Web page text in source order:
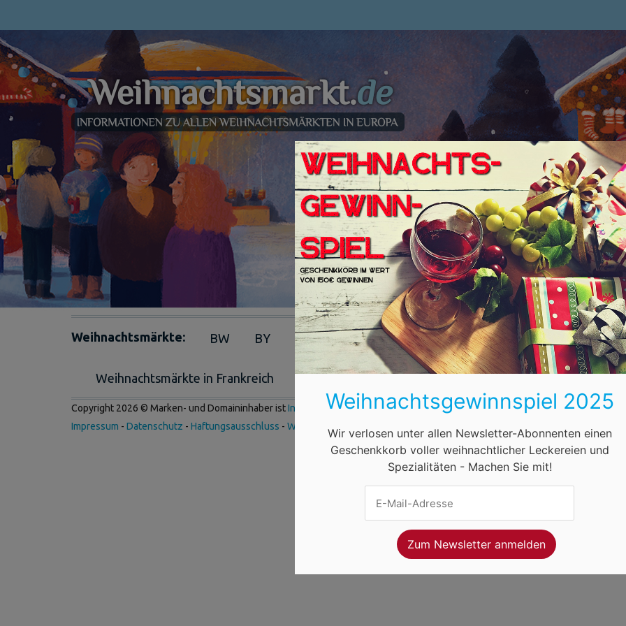
Weihnachtsmärkte: BW BY BE BB HB HH HE MV NI NW
Weihnachtsmärkte in Frankreich Weihnachtsmärkte in Österreich Öffnungszeiten
Copyright 2026 © Marken- und Domaininhaber istInternet Ventures . Webseitenbetreiber istVolo Media.
Impressum - Datenschutz - Haftungsausschluss - Werbung
Weihnachtsgewinnspiel 2025
Wir verlosen unter allen Newsletter-Abonnenten einen
Geschenkkorb voller weihnachtlicher Leckereien und
Spezialitäten - Machen Sie mit!